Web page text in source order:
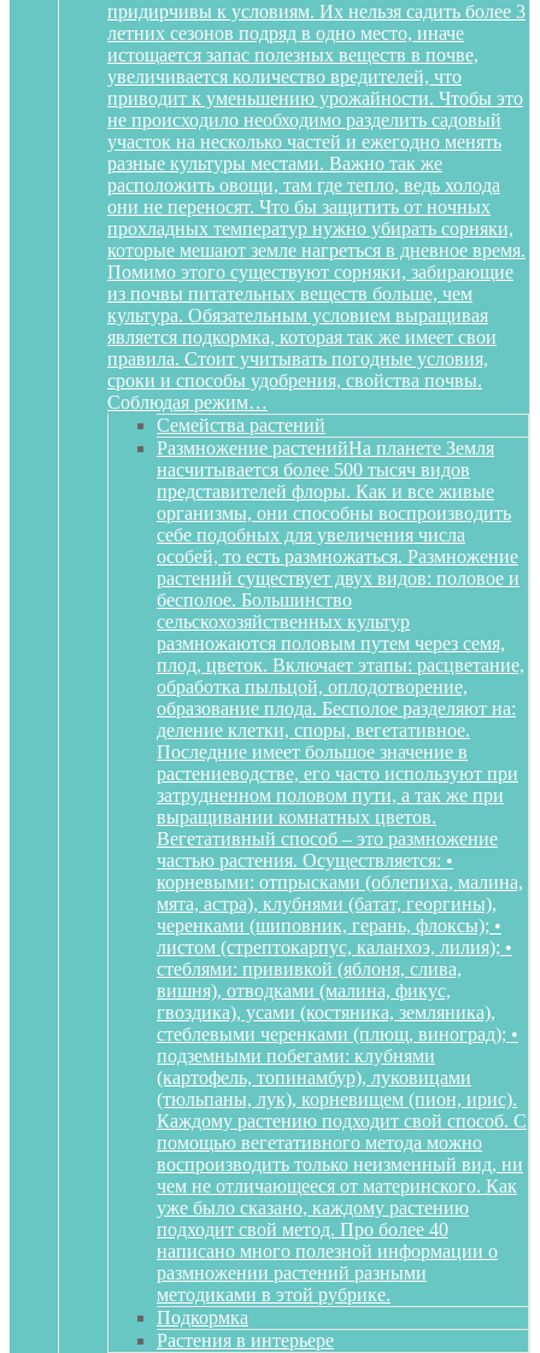
придирчивы к условиям. Их нельзя садить более 3
летних сезонов подряд в одно место, иначе
истощается запас полезных веществ в почве,
увеличивается количество вредителей, что
приводит к уменьшению урожайности. Чтобы это
не происходило необходимо разделить садовый
участок на несколько частей и ежегодно менять
разные культуры местами. Важно так же
расположить овощи, там где тепло, ведь холода
они не переносят. Что бы защитить от ночных
прохладных температур нужно убирать сорняки,
которые мешают земле нагреться в дневное время.
Помимо этого существуют сорняки, забирающие
из почвы питательных веществ больше, чем
культура. Обязательным условием выращивая
является подкормка, которая так же имеет свои
правила. Стоит учитывать погодные условия,
сроки и способы удобрения, свойства почвы.
Соблюдая режим…
Семейства растений
Размножение растенийНа планете Земля
насчитывается более 500 тысяч видов
представителей флоры. Как и все живые
организмы, они способны воспроизводить
себе подобных для увеличения числа
особей, то есть размножаться. Размножение
растений существует двух видов: половое и
бесполое. Большинство
сельскохозяйственных культур
размножаются половым путем через семя,
плод, цветок. Включает этапы: расцветание,
обработка пыльцой, оплодотворение,
образование плода. Бесполое разделяют на:
деление клетки, споры, вегетативное.
Последние имеет большое значение в
растениеводстве, его часто используют при
затрудненном половом пути, а так же при
выращивании комнатных цветов.
Вегетативный способ – это размножение
частью растения. Осуществляется: •
корневыми: отпрысками (облепиха, малина,
мята, астра), клубнями (батат, георгины),
черенками (шиповник, герань, флоксы); •
листом (стрептокарпус, каланхоэ, лилия); •
стеблями: прививкой (яблоня, слива,
вишня), отводками (малина, фикус,
гвоздика), усами (костяника, земляника),
стеблевыми черенками (плющ, виноград); •
подземными побегами: клубнями
(картофель, топинамбур), луковицами
(тюльпаны, лук), корневищем (пион, ирис).
Каждому растению подходит свой способ. С
помощью вегетативного метода можно
воспроизводить только неизменный вид, ни
чем не отличающееся от материнского. Как
уже было сказано, каждому растению
подходит свой метод. Про более 40
написано много полезной информации о
размножении растений разными
методиками в этой рубрике.
Подкормка
Растения в интерьере